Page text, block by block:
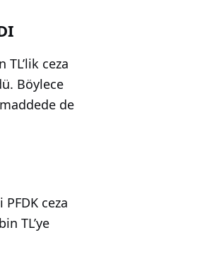
ceza
Böylece
de
ceza
TL’ye